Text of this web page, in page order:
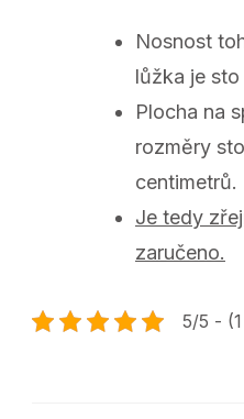
Nosnost
lůžka je
Plocha na
rozměry
centimetrů.
Je tedy
zaručeno.
5/5 -